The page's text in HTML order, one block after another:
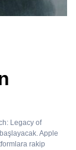
Legacy of
başlayacak. Apple
rakip